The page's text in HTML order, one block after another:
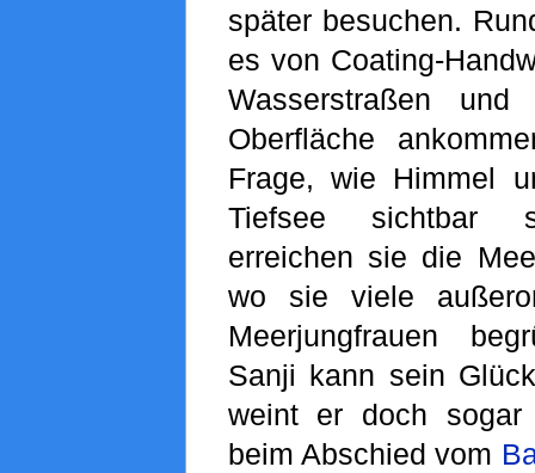
später besuchen.
es von Coating-
Wasserstraßen
Oberfläche
Frage, wie Himmel
Tiefsee sichtbar
erreichen sie die
wo sie viele
Meerjungfrauen
Sanji kann sein
weint er doch
beim Abschied vom